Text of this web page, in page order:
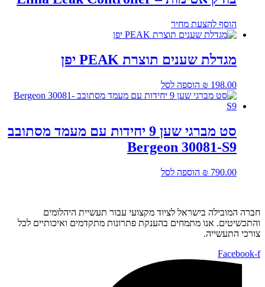
הוסף להצעת מחיר
מגדלת שענים תוצרת PEAK יפן
₪ 198.00 הוספה לסל
סט מברגי שען 9 יחידות עם מעמד מסתובב
Bergeon 30081-S9
₪ 790.00 הוספה לסל
חברה המובילה בישראל לציוד מקצועי עבור תעשיית היהלומים
והתכשיטים. אנו מתמחים בהענקת פתרונות מתקדמים ואיכותיים לכל
צורכי התעשייה.
Facebook-f